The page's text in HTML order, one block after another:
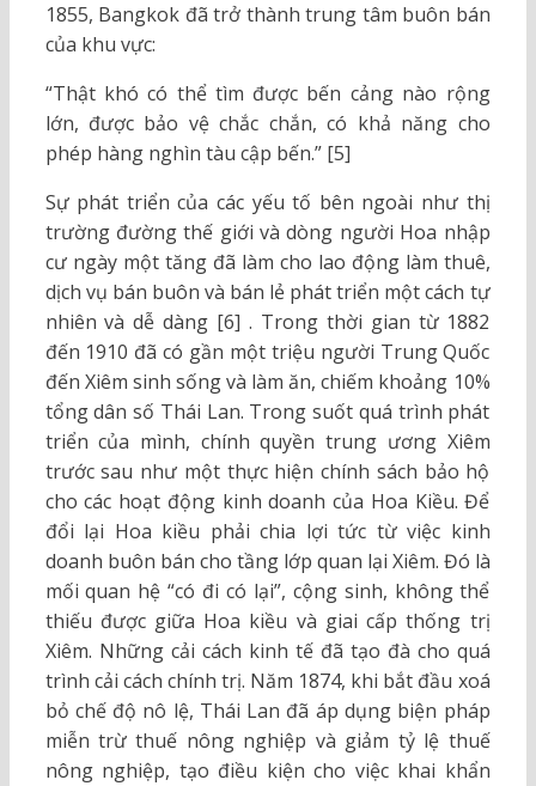
1855, Bangkok đã trở thành trung tâm buôn bán
của khu vực:
“Thật khó có thể tìm được bến cảng nào rộng
lớn, được bảo vệ chắc chắn, có khả năng cho
phép hàng nghìn tàu cập bến.” [5]
Sự phát triển của các yếu tố bên ngoài như thị
trường đường thế giới và dòng người Hoa nhập
cư ngày một tăng đã làm cho lao động làm thuê,
dịch vụ bán buôn và bán lẻ phát triển một cách tự
nhiên và dễ dàng [6] . Trong thời gian từ 1882
đến 1910 đã có gần một triệu người Trung Quốc
đến Xiêm sinh sống và làm ăn, chiếm khoảng 10%
tổng dân số Thái Lan. Trong suốt quá trình phát
triển của mình, chính quyền trung ương Xiêm
trước sau như một thực hiện chính sách bảo hộ
cho các hoạt động kinh doanh của Hoa Kiều. Để
đổi lại Hoa kiều phải chia lợi tức từ việc kinh
doanh buôn bán cho tầng lớp quan lại Xiêm. Đó là
mối quan hệ “có đi có lại”, cộng sinh, không thể
thiếu được giữa Hoa kiều và giai cấp thống trị
Xiêm. Những cải cách kinh tế đã tạo đà cho quá
trình cải cách chính trị. Năm 1874, khi bắt đầu xoá
bỏ chế độ nô lệ, Thái Lan đã áp dụng biện pháp
miễn trừ thuế nông nghiệp và giảm tỷ lệ thuế
nông nghiệp, tạo điều kiện cho việc khai khẩn